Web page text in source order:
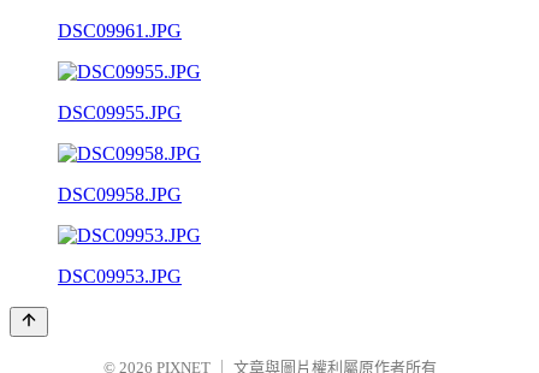
DSC09961.JPG
DSC09955.JPG
DSC09958.JPG
DSC09953.JPG
© 2026 PIXNET 文章與圖片權利屬原作者所有